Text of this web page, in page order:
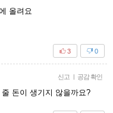
올려요
0
3
신고 공감 확인
돈이 생기지 않을까요?